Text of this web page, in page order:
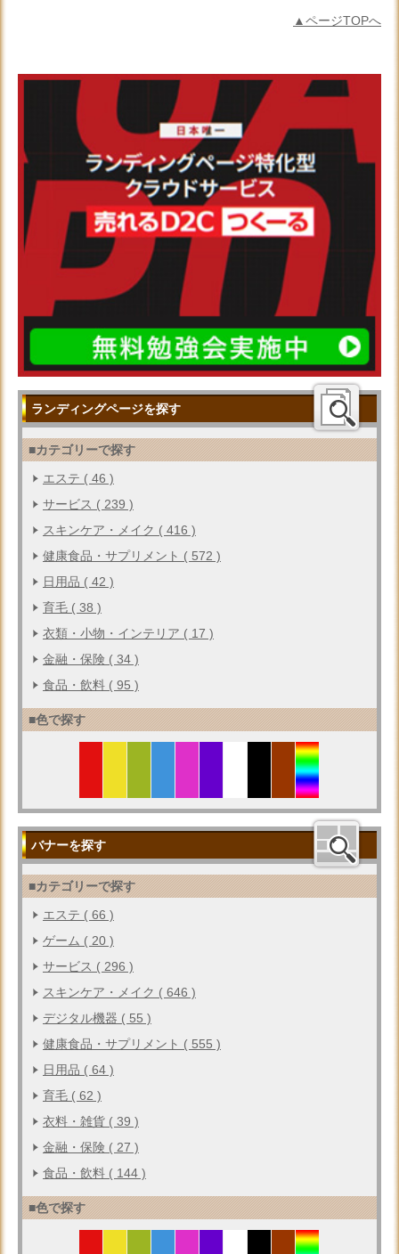
▲ページTOPへ
ランディングページを探す
■カテゴリーで探す
エステ ( 46 )
サービス ( 239 )
スキンケア・メイク ( 416 )
健康食品・サプリメント ( 572 )
日用品 ( 42 )
育毛 ( 38 )
衣類・小物・インテリア ( 17 )
金融・保険 ( 34 )
食品・飲料 ( 95 )
■色で探す
バナーを探す
■カテゴリーで探す
エステ ( 66 )
ゲーム ( 20 )
サービス ( 296 )
スキンケア・メイク ( 646 )
デジタル機器 ( 55 )
健康食品・サプリメント ( 555 )
日用品 ( 64 )
育毛 ( 62 )
衣料・雑貨 ( 39 )
金融・保険 ( 27 )
食品・飲料 ( 144 )
■色で探す